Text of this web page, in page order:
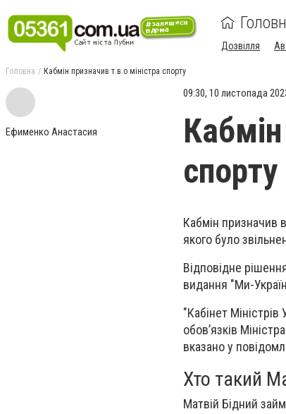
Дозвілля
Головна Кабмін призначив т.в.о міністра спорту
Ефименко Анастасия
09:30, 10 листопада
спорту
Кабмін призначив
якого було
Відповідне
видання "Ми-
"Кабінет
обов’язків
вказано у
Хто такий
Матвій Бідний